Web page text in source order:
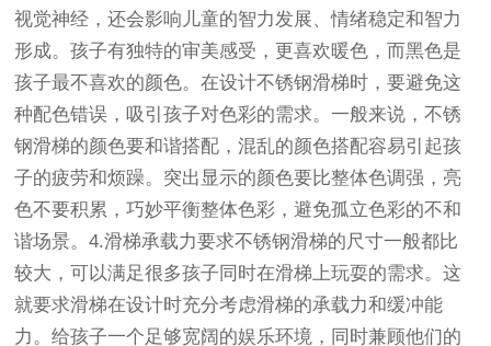
视觉神经，还会影响儿童的智力发展、情绪稳定和智力
形成。孩子有独特的审美感受，更喜欢暖色，而黑色是
孩子最不喜欢的颜色。在设计不锈钢滑梯时，要避免这
种配色错误，吸引孩子对色彩的需求。一般来说，不锈
钢滑梯的颜色要和谐搭配，混乱的颜色搭配容易引起孩
子的疲劳和烦躁。突出显示的颜色要比整体色调强，亮
色不要积累，巧妙平衡整体色彩，避免孤立色彩的不和
谐场景。4.滑梯承载力要求不锈钢滑梯的尺寸一般都比
较大，可以满足很多孩子同时在滑梯上玩耍的需求。这
就要求滑梯在设计时充分考虑滑梯的承载力和缓冲能
力。给孩子一个足够宽阔的娱乐环境，同时兼顾他们的